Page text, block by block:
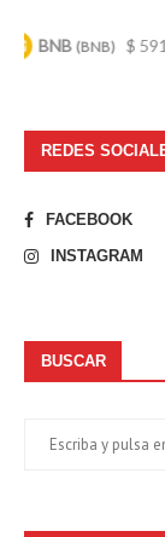
(BNB) $ 591.47
REDES
FACEBOOK
INSTAGRAM
BUSCAR